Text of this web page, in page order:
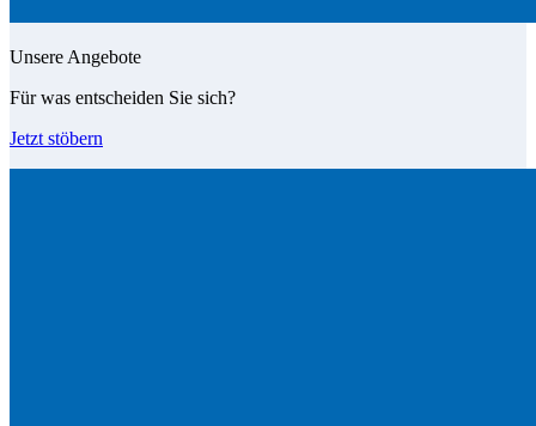
Unsere Angebote
Für was entscheiden Sie sich?
Jetzt stöbern